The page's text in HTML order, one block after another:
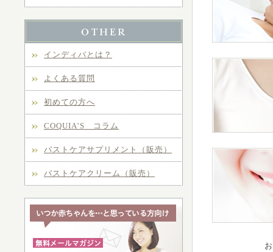
インディバとは？
よくある質問
初めての方へ
COQUIA’S コラム
バストケアサプリメント（販売）
バストケアクリーム（販売）